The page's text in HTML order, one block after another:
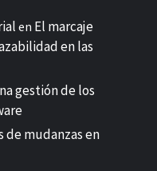
en El marcaje
en las
gestión de los
de mudanzas en